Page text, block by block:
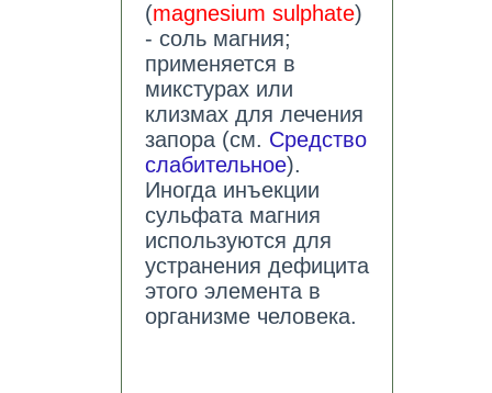
(magnesium sulphate)
- соль магния;
применяется в
микстурах или
клизмах для лечения
запора (см. Средство
слабительное).
Иногда инъекции
сульфата магния
используются для
устранения дефицита
этого элемента в
организме человека.